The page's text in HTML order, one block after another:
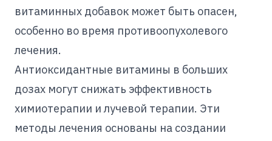
витаминных добавок может быть опасен,
особенно во время противоопухолевого
лечения.
Антиоксидантные витамины в больших
дозах могут снижать эффективность
химиотерапии и лучевой терапии. Эти
методы лечения основаны на создании